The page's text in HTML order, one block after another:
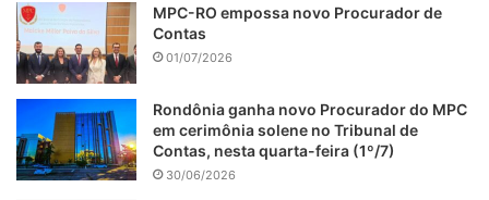
MPC-RO empossa novo Procurador de
Contas
01/07/2026
Rondônia ganha novo Procurador do MPC
em cerimônia solene no Tribunal de
Contas, nesta quarta-feira (1º/7)
30/06/2026